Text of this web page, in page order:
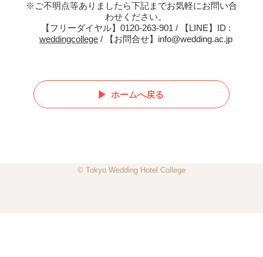
※ご不明点等ありましたら下記までお気軽にお問い合
わせください。
【フリーダイヤル】0120-263-901 / 【LINE】ID :
weddingcollege/ 【お問合せ】info@wedding.ac.jp
ホームへ戻る
© Tokyo Wedding Hotel College